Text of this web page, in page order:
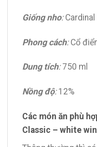
Giống nho:Cardinal
Phong cách:Cổ
Dung tích:750 ml
Nồng độ:12%
Các món ăn phù
Classic – white